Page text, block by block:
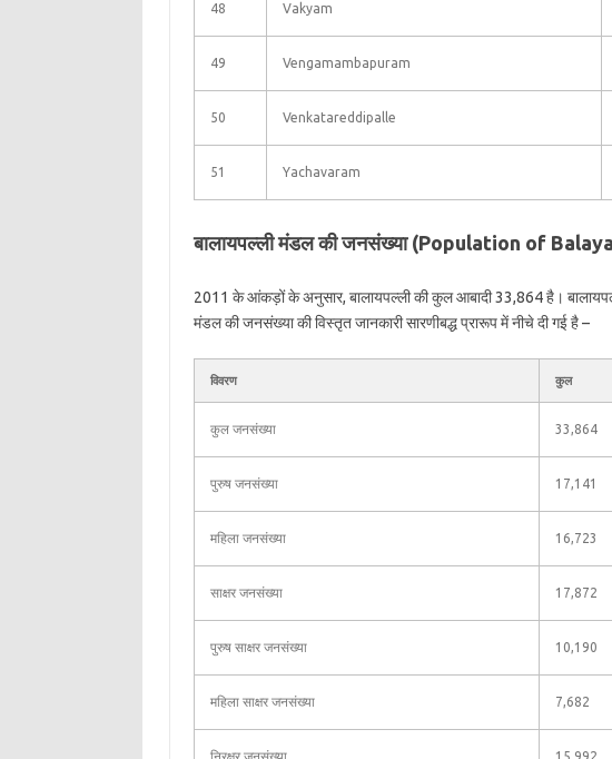
48 Vakyam
49 Vengamambapuram
50 Venkatareddipalle
51 Yachavaram
बालायपल्ली मंडल की जनसंख्या (Population of
2011 के आंकड़ों के अनुसार, बालायपल्ली की कुल आबादी 33,864 है।
मंडल की जनसंख्या की विस्तृत जानकारी सारणीबद्ध प्रारूप में नीचे दी गई है –
विवरण कुल
कुल जनसंख्या 33,864
पुरुष जनसंख्या 17,141
महिला जनसंख्या 16,723
साक्षर जनसंख्या 17,872
पुरुष साक्षर जनसंख्या 10,190
महिला साक्षर जनसंख्या 7,682